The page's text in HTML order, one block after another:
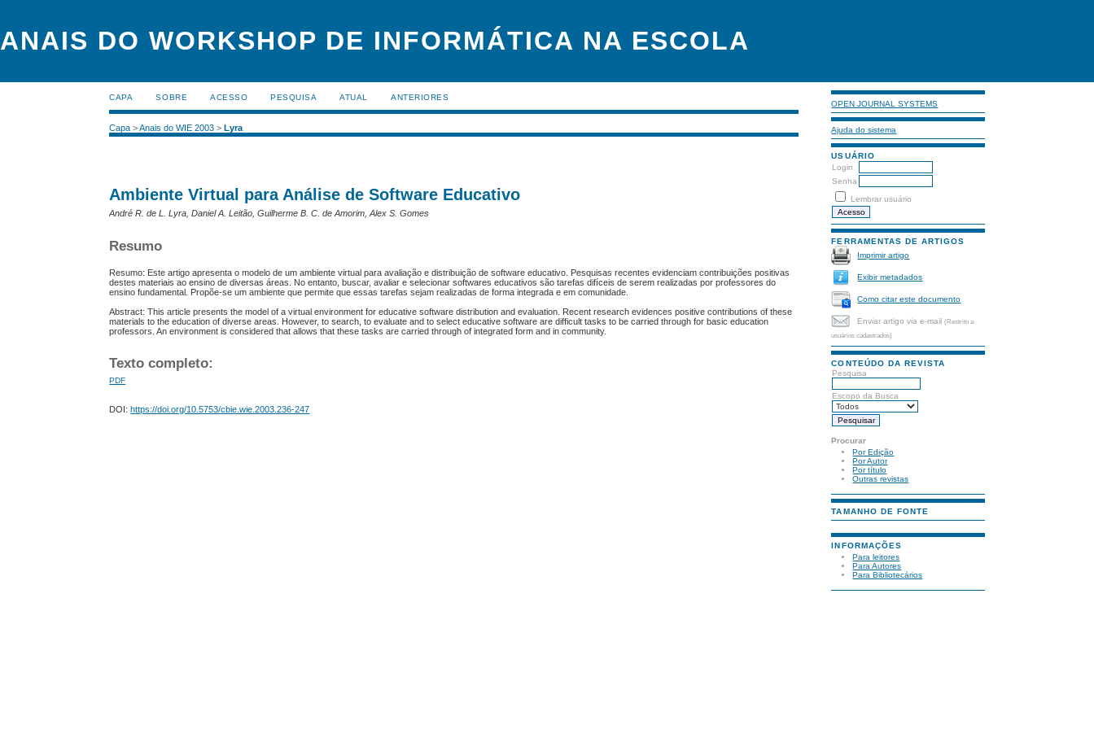
ANAIS DO WORKSHOP DE INFORMÁTICA NA ESCOLA
OPEN JOURNAL SYSTEMS
Ajuda do sistema
USUÁRIO
Login
Senha
Lembrar usuário
FERRAMENTAS DE ARTIGOS
Imprimir artigo
Exibir metadados
Como citar este documento
Enviar artigo via e-mail(Restrito a
usuários cadastrados)
CONTEÚDO DA REVISTA
Pesquisa
Escopo da Busca
Procurar
Por Edição
Por Autor
Por título
Outras revistas
TAMANHO DE FONTE
INFORMAÇÕES
Para leitores
Para Autores
Para Bibliotecários
CAPA SOBRE ACESSO PESQUISA ATUAL ANTERIORES
Capa >Anais do WIE 2003 >Lyra
Ambiente Virtual para Análise de Software Educativo
André R. de L. Lyra, Daniel A. Leitão, Guilherme B. C. de Amorim, Alex S. Gomes
Resumo
Resumo: Este artigo apresenta o modelo de um ambiente virtual para avaliação e distribuição de software educativo. Pesquisas recentes evidenciam contribuições positivas
destes materiais ao ensino de diversas áreas. No entanto, buscar, avaliar e selecionar softwares educativos são tarefas difíceis de serem realizadas por professores do
ensino fundamental. Propõe-se um ambiente que permite que essas tarefas sejam realizadas de forma integrada e em comunidade.
Abstract: This article presents the model of a virtual environment for educative software distribution and evaluation. Recent research evidences positive contributions of these
materials to the education of diverse areas. However, to search, to evaluate and to select educative software are difficult tasks to be carried through for basic education
professors. An environment is considered that allows that these tasks are carried through of integrated form and in community.
Texto completo:
PDF
DOI:https://doi.org/10.5753/cbie.wie.2003.236-247